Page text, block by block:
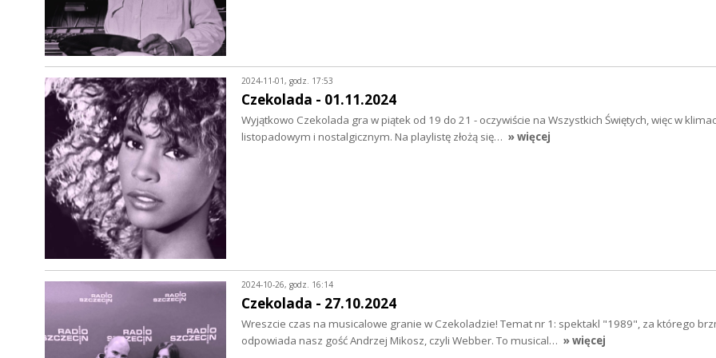
2024-11-01, godz. 17:53
Czekolada - 01.11.2024
Wyjątkowo Czekolada gra w piątek od 19 do 21 - oczywiście na Wszystkich Świętych, więc w
listopadowym i nostalgicznym. Na playlistę złożą się… » więcej
2024-10-26, godz. 16:14
Czekolada - 27.10.2024
Wreszcie czas na musicalowe granie w Czekoladzie! Temat nr 1: spektakl "1989", za którego
odpowiada nasz gość Andrzej Mikosz, czyli Webber. To musical… » więcej